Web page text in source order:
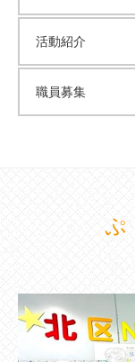
活動紹介
職員募集